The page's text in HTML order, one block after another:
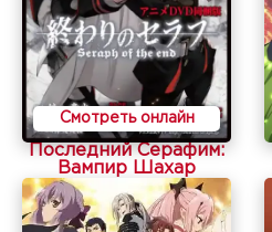
Смотреть онлайн
Последний Серафим:
Вампир Шахар